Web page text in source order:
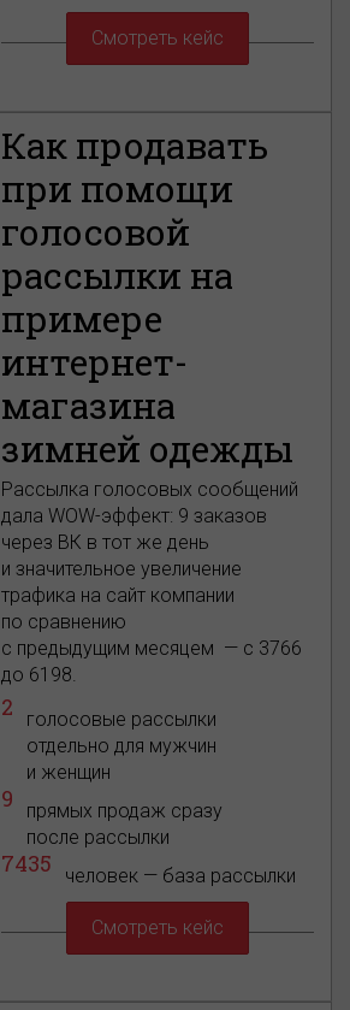
Смотреть кейс
Как продавать
при помощи
голосовой
рассылки на
примере
интернет-
магазина
зимней одежды
Рассылка голосовых сообщений
дала WOW-эффект: 9 заказов
через ВК в тот же день
и значительное увеличение
трафика на сайт компании
по сравнению
с предыдущим месяцем — с 3766
до 6198.
2
голосовые рассылки
отдельно для мужчин
и женщин
9
прямых продаж сразу
после рассылки
7435 человек — база рассылки
Смотреть кейс